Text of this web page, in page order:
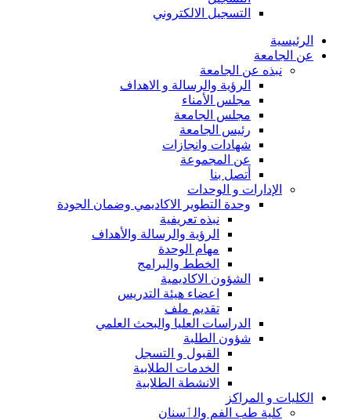
التسجيل الالكتروني
الرئيسية
عن الجامعة
نبذه عن الجامعة
الرؤية والرسالة و الاهداف
مجلس الأمناء
مجلس الجامعة
رئيس الجامعة
شهادات وانجازات
عن المجموعة
أتصل بنا
الإدارات و الوحدات
وحدة التطوير الاكاديمي وضمان الجودة
نبذه تعريفية
الرؤية والرسالة والأهداف
مهام الوحدة
الخطط والبرامج
الشؤون الاكاديمية
اعضاء هيئة التدريس
تقديم ملف
الدراسات العليا والبحث العلمي
شؤون الطلبة
القبول و التسجل
الخدمات الطلابية
الانشطة الطلابية
الكليات و المراكز
كلية طب الفم والٲسنان